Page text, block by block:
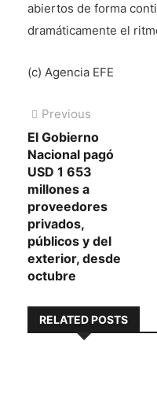
abiertos de forma
dramáticamente el
(c) Agencia EFE
Navegación
de
entradas
Previous
post:
El Gobierno
Nacional pagó
USD 1 653
millones a
proveedores
privados,
públicos y del
exterior, desde
octubre
RELATED POSTS